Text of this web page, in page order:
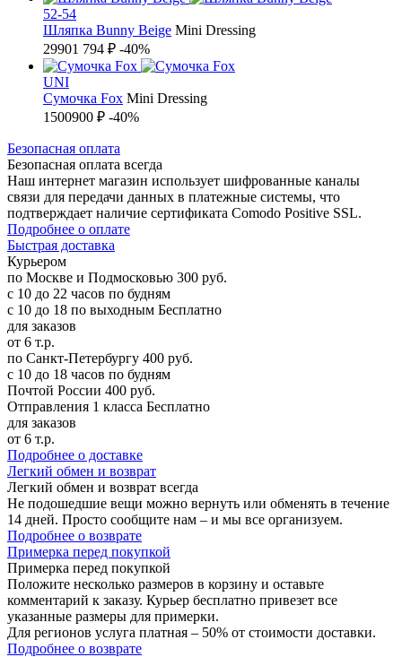
52-54
Шляпка Bunny Beige Mini Dressing
29901 794 ₽ -40%
UNI
Сумочка Fox Mini Dressing
1500900 ₽ -40%
Безопасная оплата
Безопасная оплата всегда
Наш интернет магазин использует шифрованные каналы
связи для передачи данных в платежные системы, что
подтверждает наличие сертификата Comodo Positive SSL.
Подробнее о оплате
Быстрая доставка
Курьером
по Москве и Подмосковью 300 руб.
с 10 до 22 часов по будням
с 10 до 18 по выходным Бесплатно
для заказов
от 6 т.р.
по Санкт-Петербургу 400 руб.
с 10 до 18 часов по будням
Почтой России 400 руб.
Отправления 1 класса Бесплатно
для заказов
от 6 т.р.
Подробнее о доставке
Легкий обмен и возврат
Легкий обмен и возврат всегда
Не подошедшие вещи можно вернуть или обменять в течение
14 дней. Просто сообщите нам – и мы все организуем.
Подробнее о возврате
Примерка перед покупкой
Примерка перед покупкой
Положите несколько размеров в корзину и оставьте
комментарий к заказу. Курьер бесплатно привезет все
указанные размеры для примерки.
Для регионов услуга платная – 50% от стоимости доставки.
Подробнее о возврате